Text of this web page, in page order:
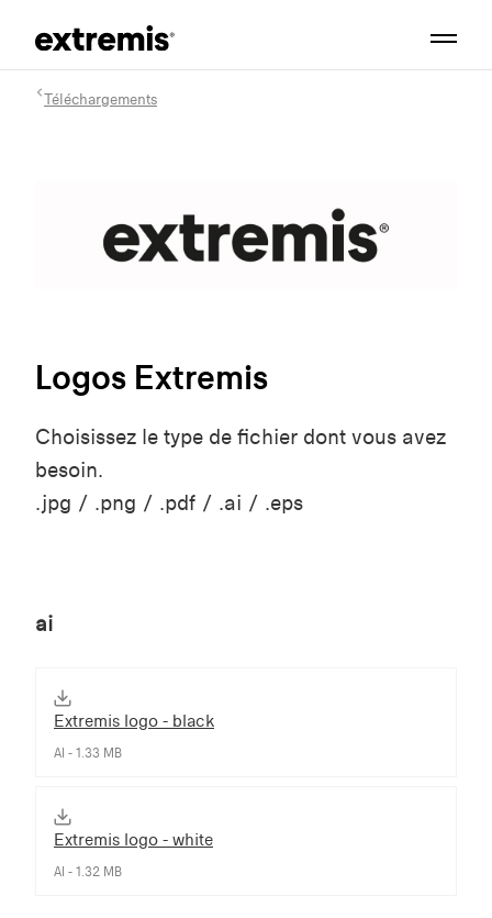
Téléchargements
Logos Extremis
Choisissez le type de fichier dont vous avez
besoin.
.jpg / .png / .pdf / .ai / .eps
ai
Extremis logo - black
AI - 1.33 MB
Extremis logo - white
AI - 1.32 MB